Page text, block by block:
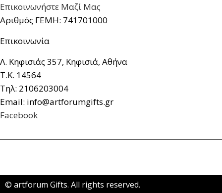
Επικοινωνήστε Μαζί Μας
Αριθμός ΓΕΜΗ: 741701000
Επικοινωνία
Λ. Κηφισιάς 357, Κηφισιά, Αθήνα
Τ.Κ. 14564
Τηλ: 2106203004
Email: info@artforumgifts.gr
Facebook
© artforum Gifts. All rights reserved.